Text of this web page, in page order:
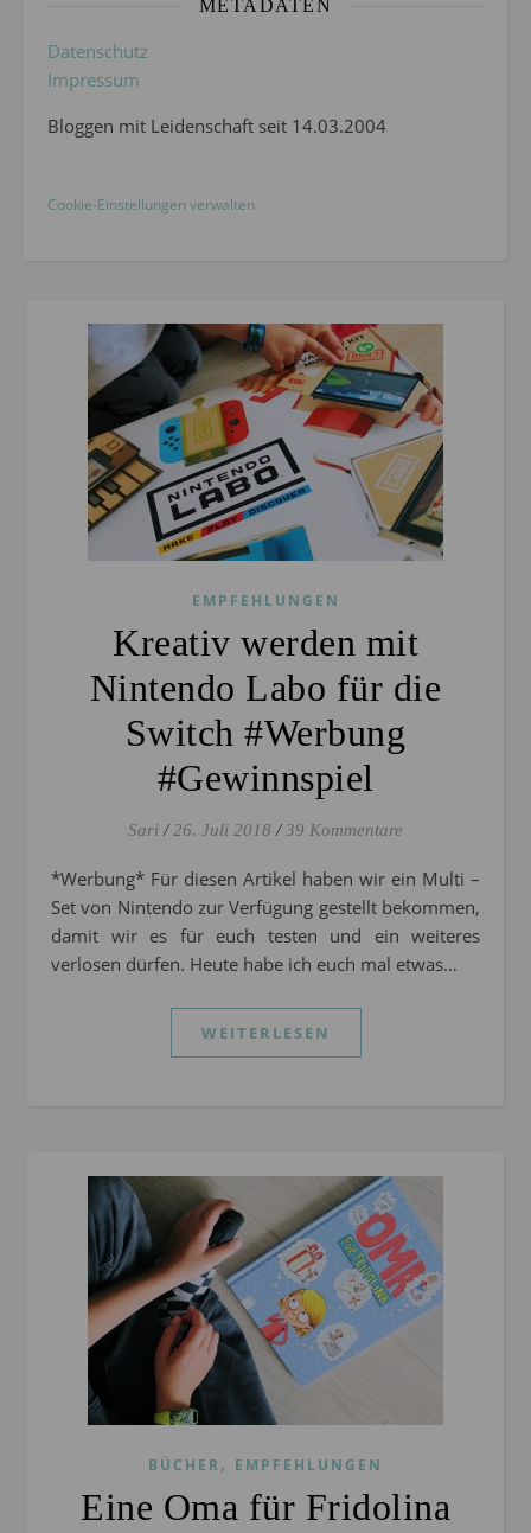
METADATEN
Datenschutz
Impressum
Bloggen mit Leidenschaft seit 14.03.2004
Cookie-Einstellungen verwalten
EMPFEHLUNGEN
Kreativ werden mit
Nintendo Labo für die
Switch #Werbung
#Gewinnspiel
Sari / 26. Juli 2018 / 39 Kommentare
*Werbung* Für diesen Artikel haben wir ein Multi –
Set von Nintendo zur Verfügung gestellt bekommen,
damit wir es für euch testen und ein weiteres
verlosen dürfen. Heute habe ich euch mal etwas…
WEITERLESEN
BÜCHER, EMPFEHLUNGEN
Eine Oma für Fridolina